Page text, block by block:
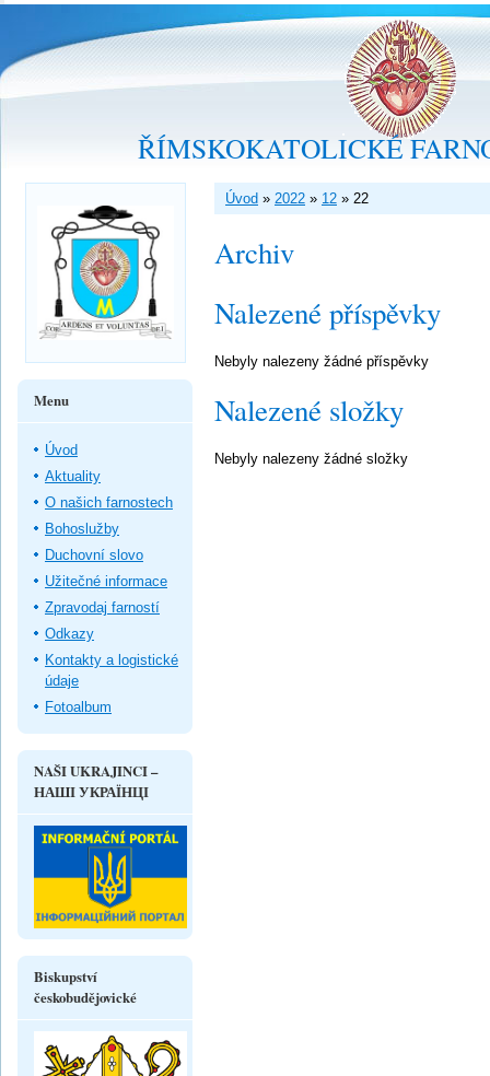
ŘÍMSKOKATOLICKÉ
Úvod » 2022 » 12 » 22
Archiv
Nalezené příspěvky
Nebyly nalezeny žádné příspěvky
Nalezené složky
Nebyly nalezeny žádné složky
Menu
Úvod
Aktuality
O našich farnostech
Bohoslužby
Duchovní slovo
Užitečné informace
Zpravodaj farností
Odkazy
Kontakty a logistické
údaje
Fotoalbum
NAŠI UKRAJINCI –
НАШІ УКРАЇНЦІ
Biskupství
českobudějovické